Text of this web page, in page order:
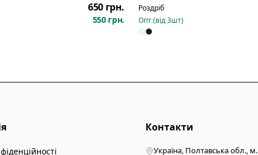
650 грн.
550 грн.
Роздріб
Опт (від3шт)
Контакти
Україна, Полтавська обл., м.